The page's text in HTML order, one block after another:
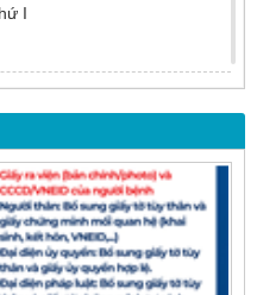
I
dòng – Giải pháp tối ưu
ống mật chủ